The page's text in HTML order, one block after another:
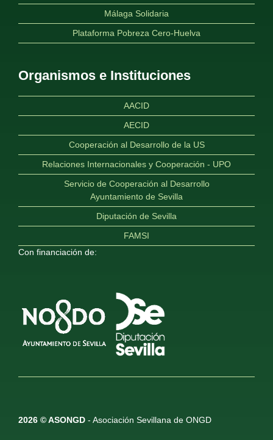
Málaga Solidaria
Plataforma Pobreza Cero-Huelva
Organismos e Instituciones
AACID
AECID
Cooperación al Desarrollo de la US
Relaciones Internacionales y Cooperación - UPO
Servicio de Cooperación al Desarrollo
Ayuntamiento de Sevilla
Diputación de Sevilla
FAMSI
Con financiación de:
2026 © ASONGD - Asociación Sevillana de ONGD